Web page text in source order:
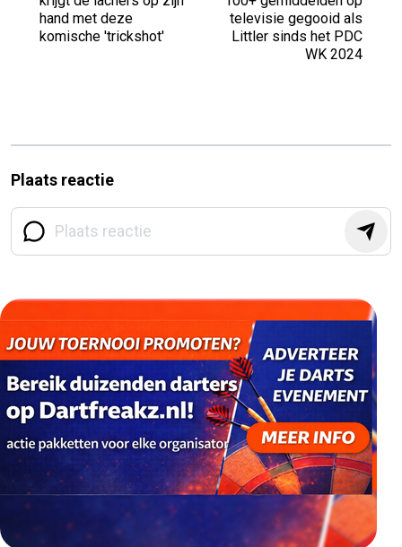
hand met deze
komische 'trickshot'
televisie gegooid als
Littler sinds het PDC
WK 2024
Plaats reactie